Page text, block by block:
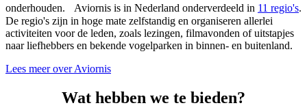
onderhouden. Aviornis is in Nederland onderverdeeld in 11 regio's.
De regio's zijn in hoge mate zelfstandig en organiseren allerlei
activiteiten voor de leden, zoals lezingen, filmavonden of uitstapjes
naar liefhebbers en bekende vogelparken in binnen- en buitenland.
Lees meer over Aviornis
Wat hebben we te bieden?